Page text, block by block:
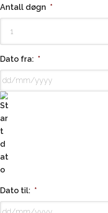
Antall døgn *
Dato fra: *
slash
MM
Dato til: *